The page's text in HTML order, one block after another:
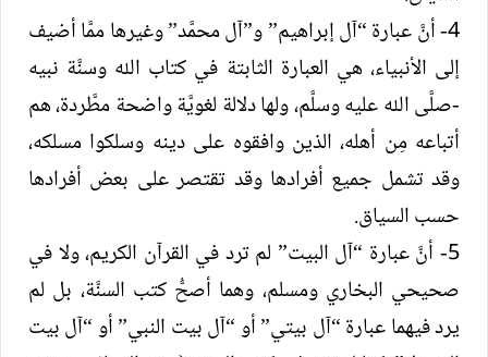
4- أنَّ عبارة “آل إبراهيم” و”آل محمَّد” وغيرها ممَّا أضيف
إلى الأنبياء، هي العبارة الثابتة في كتاب الله وسنَّة نبيه
-صلَّى الله عليه وسلَّم، ولها دلالة لغويَّة واضحة مطَّردة، هم
أتباعه مِن أهله، الذين وافقوه على دينه وسلكوا مسلكه،
وقد تشمل جميع أفرادها وقد تقتصر على بعض أفرادها
حسب السياق.
5- أنَّ عبارة “آل البيت” لم ترد في القرآن الكريم، ولا في
صحيحي البخاري ومسلم، وهما أصحُّ كتب السنَّة، بل لم
يرد فيهما عبارة “آل بيتي” أو “آل بيت النبي” أو “آل بيت